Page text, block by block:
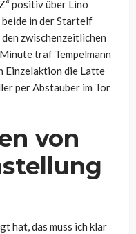
positiv über Lino
beide in der Startelf
zwischenzeitlichen
traf Tempelmann
Einzelaktion die Latte
per Abstauber im Tor
von
hat, das muss ich klar